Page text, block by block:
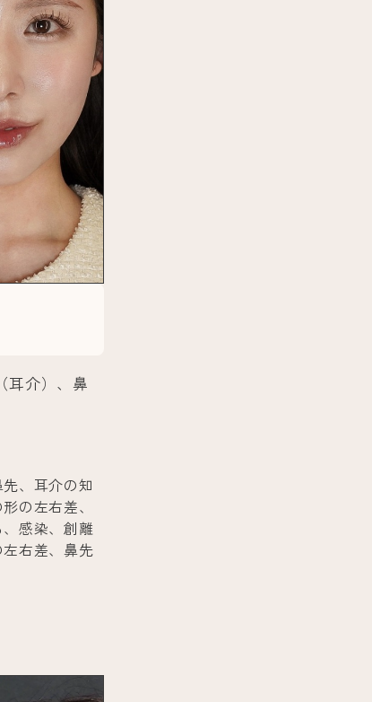
耳介）、鼻
、耳介の知
の左右差、
感染、創離
右差、鼻先